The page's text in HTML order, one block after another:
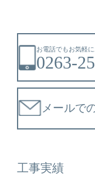
お電話でもお気軽
0263-
メールで
工事実績